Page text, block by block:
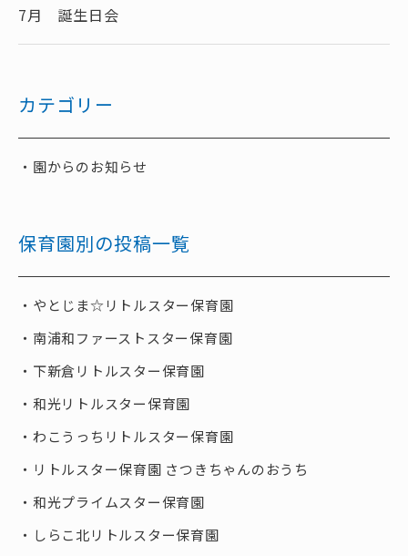
7月 誕生日会
カテゴリー
園からのお知らせ
保育園別の投稿一覧
やとじま☆リトルスター保育園
南浦和ファーストスター保育園
下新倉リトルスター保育園
和光リトルスター保育園
わこうっちリトルスター保育園
リトルスター保育園 さつきちゃんのおうち
和光プライムスター保育園
しらこ北リトルスター保育園